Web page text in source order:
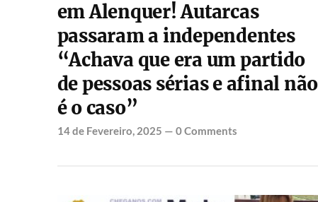
em Alenquer! Autarcas
passaram a independentes
“Achava que era um partido
de pessoas sérias e afinal não
é o caso”
14 de Fevereiro, 2025 — 0 Comments